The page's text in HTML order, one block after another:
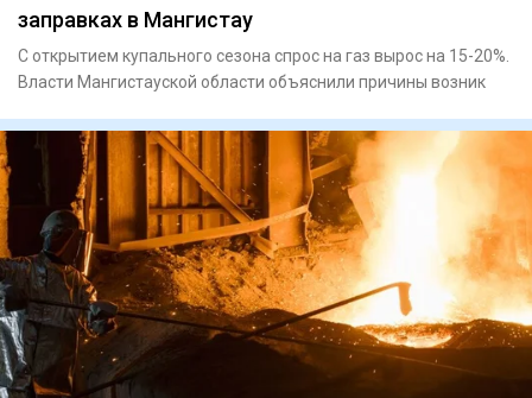
заправках в Мангистау
С открытием купального сезона спрос на газ вырос на 15-20%.
Власти Мангистауской области объяснили причины возник